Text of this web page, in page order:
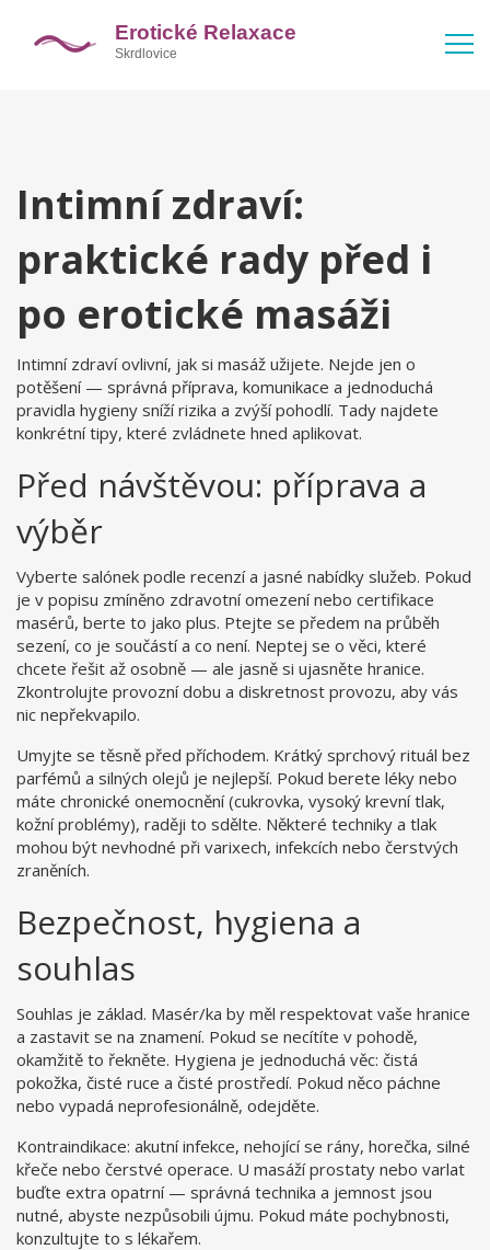
Intimní zdraví:
praktické rady před i
po erotické masáži
Intimní zdraví ovlivní, jak si masáž užijete. Nejde jen o
potěšení — správná příprava, komunikace a jednoduchá
pravidla hygieny sníží rizika a zvýší pohodlí. Tady najdete
konkrétní tipy, které zvládnete hned aplikovat.
Před návštěvou: příprava a
výběr
Vyberte salónek podle recenzí a jasné nabídky služeb. Pokud
je v popisu zmíněno zdravotní omezení nebo certifikace
masérů, berte to jako plus. Ptejte se předem na průběh
sezení, co je součástí a co není. Neptej se o věci, které
chcete řešit až osobně — ale jasně si ujasněte hranice.
Zkontrolujte provozní dobu a diskretnost provozu, aby vás
nic nepřekvapilo.
Umyjte se těsně před příchodem. Krátký sprchový rituál bez
parfémů a silných olejů je nejlepší. Pokud berete léky nebo
máte chronické onemocnění (cukrovka, vysoký krevní tlak,
kožní problémy), raději to sdělte. Některé techniky a tlak
mohou být nevhodné při varixech, infekcích nebo čerstvých
zraněních.
Bezpečnost, hygiena a
souhlas
Souhlas je základ. Masér/ka by měl respektovat vaše hranice
a zastavit se na znamení. Pokud se necítíte v pohodě,
okamžitě to řekněte. Hygiena je jednoduchá věc: čistá
pokožka, čisté ruce a čisté prostředí. Pokud něco páchne
nebo vypadá neprofesionálně, odejděte.
Kontraindikace: akutní infekce, nehojící se rány, horečka, silné
křeče nebo čerstvé operace. U masáží prostaty nebo varlat
buďte extra opatrní — správná technika a jemnost jsou
nutné, abyste nezpůsobili újmu. Pokud máte pochybnosti,
konzultujte to s lékařem.